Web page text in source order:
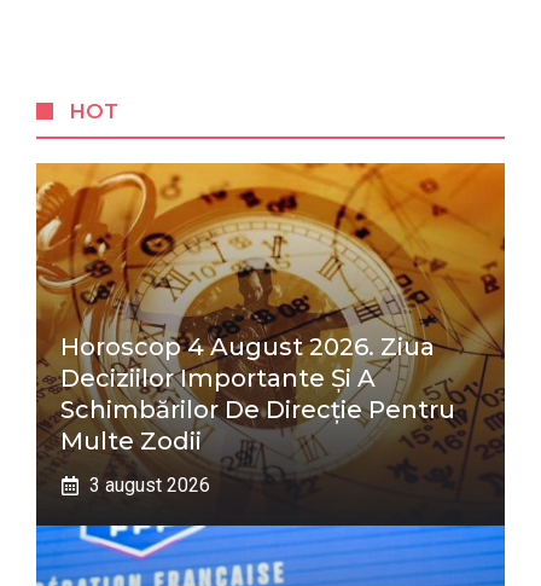
HOT
Horoscop 4 August 2026. Ziua
Deciziilor Importante Și A
Schimbărilor De Direcție Pentru
Multe Zodii
3 august 2026